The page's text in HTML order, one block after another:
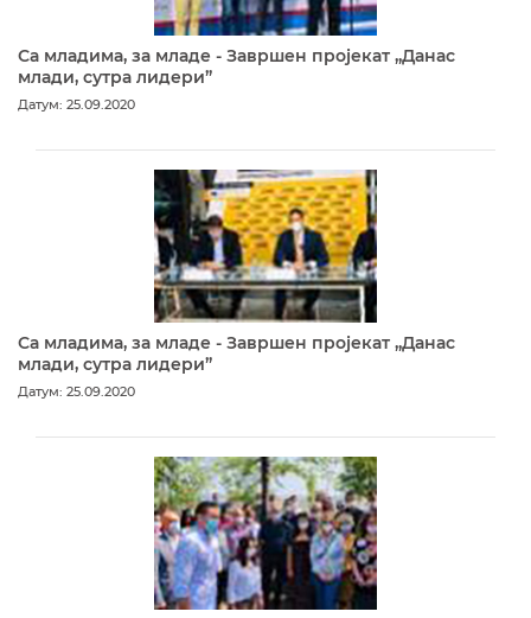
Са младима, за младе - Завршен пројекат „Данас
млади, сутра лидери”
Датум: 25.09.2020
Са младима, за младе - Завршен пројекат „Данас
млади, сутра лидери”
Датум: 25.09.2020